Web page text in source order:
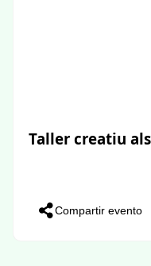
Taller creatiu
Compartir evento